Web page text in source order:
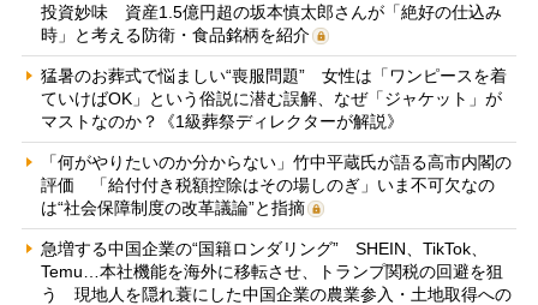
投資妙味 資産1.5億円超の坂本慎太郎さんが「絶好の仕込み
時」と考える防衛・食品銘柄を紹介
猛暑のお葬式で悩ましい“喪服問題” 女性は「ワンピースを着
ていけばOK」という俗説に潜む誤解、なぜ「ジャケット」が
マストなのか？《1級葬祭ディレクターが解説》
「何がやりたいのか分からない」竹中平蔵氏が語る高市内閣の
評価 「給付付き税額控除はその場しのぎ」いま不可欠なの
は“社会保障制度の改革議論”と指摘
急増する中国企業の“国籍ロンダリング” SHEIN、TikTok、
Temu…本社機能を海外に移転させ、トランプ関税の回避を狙
う 現地人を隠れ蓑にした中国企業の農業参入・土地取得への